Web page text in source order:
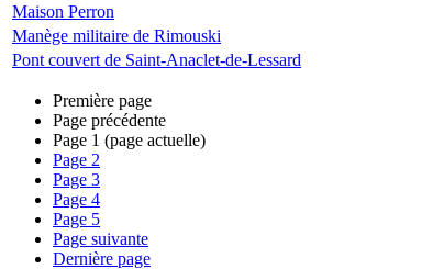
Maison Perron
Manège militaire de Rimouski
Pont couvert de Saint-Anaclet-de-Lessard
Première page
Page précédente
Page 1 (page actuelle)
Page 2
Page 3
Page 4
Page 5
Page suivante
Dernière page